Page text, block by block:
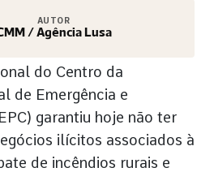
AUTOR
/ Agência Lusa
do Centro da
de Emergência e
garantiu hoje não ter
ilícitos associados à
de incêndios rurais e